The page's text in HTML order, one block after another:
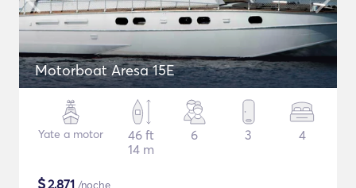
Motorboat Aresa 15E
Yate a motor
46 ft
14 m
6 3 4
$2,871 /noche